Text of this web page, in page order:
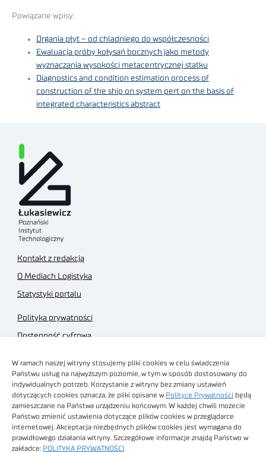
W ramach naszej witryny stosujemy pliki cookies w celu świadczenia
Państwu usług na najwyższym poziomie, w tym w sposób dostosowany do
indywidualnych potrzeb. Korzystanie z witryny bez zmiany ustawień
dotyczących cookies oznacza, że pliki opisane w Polityce Prywatności będą
zamieszczane na Państwa urządzeniu końcowym. W każdej chwili możecie
Państwo zmienić ustawienia dotyczące plików cookies w przeglądarce
internetowej. Akceptacja niezbędnych plików cookies jest wymagana do
prawidłowego działania witryny. Szczegółowe informacje znajdą Państwo w
zakładce: POLITYKA PRYWATNOŚCI
Powiązane wpisy:
Drgania płyt – od chladniego do współczesności
Ewaluacja próby kołysań bocznych jako metody
wyznaczania wysokości metacentrycznej statku
Diagnostics and condition estimation process of
construction of the ship on system pert on the basis of
integrated characteristics abstract
Kontakt z redakcją
O Mediach Logistyka
Statystyki portalu
Polityka prywatności
Dostępność cyfrowa
Regulamin sklepu
Obrazy stockowe
autorstwa